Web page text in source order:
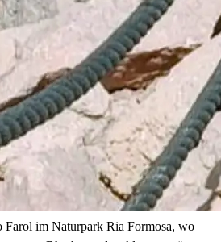
Farol im Naturpark Ria Formosa, wo